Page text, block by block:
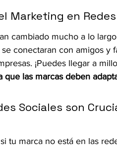
Marketing en
cambiado mucho a lo
conectaran con amigos y
¡Puedes llegar a
que las marcas deben
Sociales son
tu marca no está en las